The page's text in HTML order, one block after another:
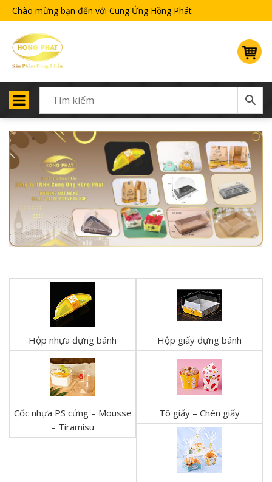
Chào mừng bạn đến với Cung Ứng Hồng Phát
Hộp nhựa đựng bánh Hộp giấy đựng bánh
Cốc nhựa PS cứng – Mousse
– Tiramisu
Tô giấy – Chén giấy